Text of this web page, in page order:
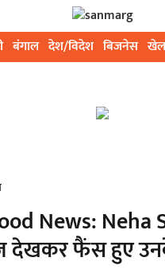
बंगाल देश/विदेश बिजनेस खेल
News: Neha
देखकर फैंस हुए